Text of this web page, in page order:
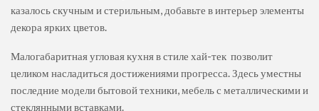
казалось скучным и стерильным, добавьте в интерьер элементы
декора ярких цветов.
Малогабаритная угловая кухня в стиле хай-тек позволит
целиком насладиться достижениями прогресса. Здесь уместны
последние модели бытовой техники, мебель с металлическими и
стеклянными вставками.